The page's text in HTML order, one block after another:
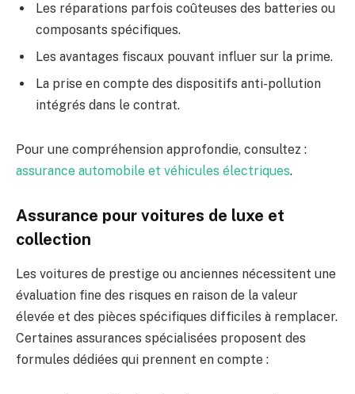
Les réparations parfois coûteuses des batteries ou
composants spécifiques.
Les avantages fiscaux pouvant influer sur la prime.
La prise en compte des dispositifs anti-pollution
intégrés dans le contrat.
Pour une compréhension approfondie, consultez :
assurance automobile et véhicules électriques.
Assurance pour voitures de luxe et
collection
Les voitures de prestige ou anciennes nécessitent une
évaluation fine des risques en raison de la valeur
élevée et des pièces spécifiques difficiles à remplacer.
Certaines assurances spécialisées proposent des
formules dédiées qui prennent en compte :